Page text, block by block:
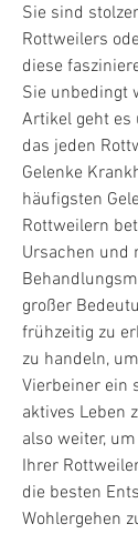
Sie sind
Rottweilers
diese
Sie unbedingt
Artikel geht es
das jeden
Gelenke
häufigsten
Rottweilern
Ursachen und
großer
frühzeitig zu
zu handeln,
Vierbeiner ein
aktives Leben
also weiter,
Ihrer
die besten
Wohlergehen